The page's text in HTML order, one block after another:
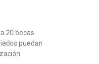
20 becas
puedan